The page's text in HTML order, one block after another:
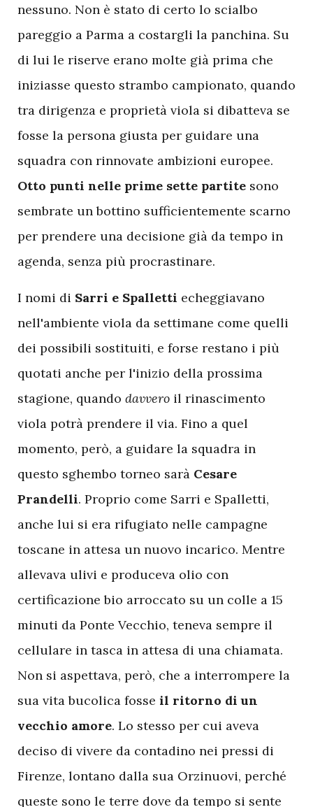
nessuno. Non è stato di certo lo scialbo
pareggio a Parma a costargli la panchina. Su
di lui le riserve erano molte già prima che
iniziasse questo strambo campionato, quando
tra dirigenza e proprietà viola si dibatteva se
fosse la persona giusta per guidare una
squadra con rinnovate ambizioni europee.
Otto punti nelle prime sette partite sono
sembrate un bottino sufficientemente scarno
per prendere una decisione già da tempo in
agenda, senza più procrastinare.
I nomi di Sarri e Spalletti echeggiavano
nell'ambiente viola da settimane come quelli
dei possibili sostituiti, e forse restano i più
quotati anche per l'inizio della prossima
stagione, quando davvero il rinascimento
viola potrà prendere il via. Fino a quel
momento, però, a guidare la squadra in
questo sghembo torneo sarà Cesare
Prandelli. Proprio come Sarri e Spalletti,
anche lui si era rifugiato nelle campagne
toscane in attesa un nuovo incarico. Mentre
allevava ulivi e produceva olio con
certificazione bio arroccato su un colle a 15
minuti da Ponte Vecchio, teneva sempre il
cellulare in tasca in attesa di una chiamata.
Non si aspettava, però, che a interrompere la
sua vita bucolica fosse il ritorno di un
vecchio amore. Lo stesso per cui aveva
deciso di vivere da contadino nei pressi di
Firenze, lontano dalla sua Orzinuovi, perché
queste sono le terre dove da tempo si sente